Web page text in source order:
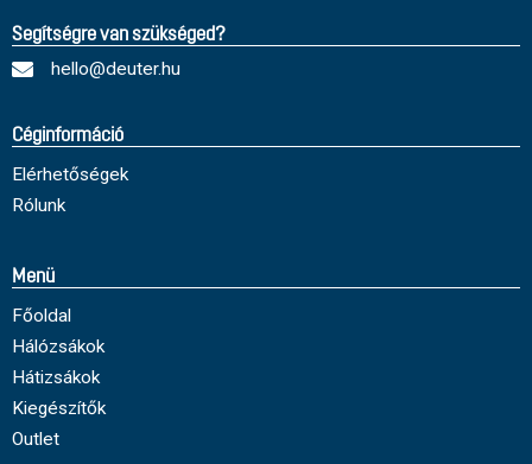
Segítségre van szükséged?
hello@deuter.hu
Céginformáció
Elérhetőségek
Rólunk
Menü
Főoldal
Hálózsákok
Hátizsákok
Kiegészítők
Outlet